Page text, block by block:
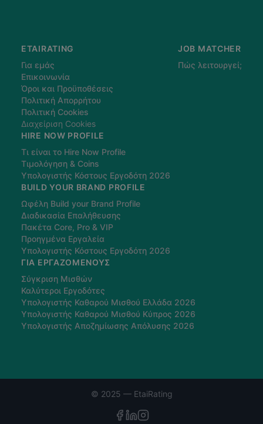
ETAIRATING
Για εμάς
Επικοινωνία
Όροι και Προϋποθέσεις
Πολιτική Απορρήτου
Πολιτική Cookies
Διαχείριση Cookies
JOB MATCHER
Πώς λειτουργεί;
HIRE NOW PROFILE
Τι είναι το Hire Now Profile
Τιμολόγηση & Coins
Υπολογιστής Κόστους Εργοδότη 2026
BUILD YOUR BRAND PROFILE
Ωφέλη Build your Brand Profile
Διαδικασία Επαλήθευσης
Πακέτα Core, Pro & VIP
Προηγμένα Εργαλεία
Υπολογιστής Κόστους Εργοδότη 2026
ΓΙΑ ΕΡΓΑΖΌΜΕΝΟΥΣ
Σύγκριση Μισθών
Καλύτεροι Εργοδότες
Υπολογιστής Καθαρού Μισθού Ελλάδα 2026
Υπολογιστής Καθαρού Μισθού Κύπρος 2026
Υπολογιστής Αποζημίωσης Απόλυσης 2026
© 2025 — EtaiRating